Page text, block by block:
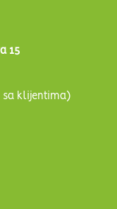
15
sa klijentima)